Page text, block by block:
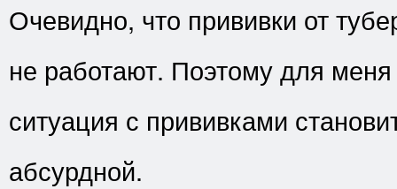
Очевидно, что прививки от
не работают. Поэтому для меня
ситуация с прививками
абсурдной.